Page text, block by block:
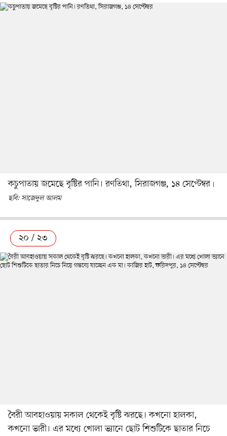
কচুপাতায় জমেছে বৃষ্টির পানি। রণতিথা, সিরাজগঞ্জ, ১৪ সেপ্টেম্বর
ছবি: সাজেদুল আলম
২০ / ২৩
বৈরী আবহাওয়ায় সকাল থেকেই বৃষ্টি ঝরছে। কখনো হালকা,
কখনো ভারী। এর মধ্যে খোলা ভ্যানে ছোট শিশুটিকে ছাতার নিচে